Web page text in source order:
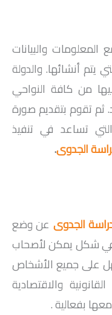
والبيانات
يتم أنشائها. والدولة
من كافة النواحي
تقوم بتقديم صورة
تساعد في تنفيذ
الجدوى.
الجدوى عن وضع
في شكل يمكن لأصحاب
على جميع الأشخاص
والاقتصادية
بفعالية .